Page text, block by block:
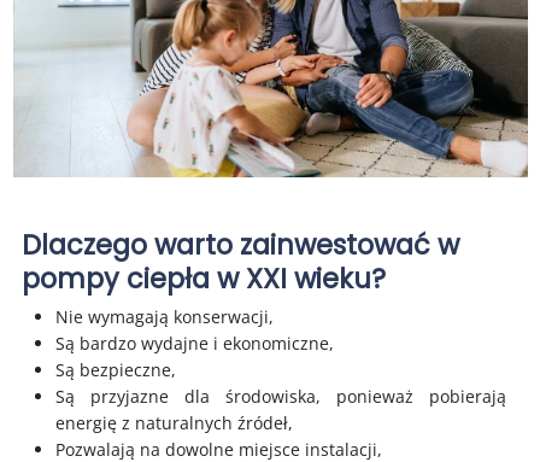
Dlaczego warto zainwestować w
pompy ciepła w XXI wieku?
Nie wymagają konserwacji,
Są bardzo wydajne i ekonomiczne,
Są bezpieczne,
Są przyjazne dla środowiska, ponieważ pobierają
energię z naturalnych źródeł,
Pozwalają na dowolne miejsce instalacji,